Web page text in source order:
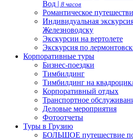
Вод | 8 часов
Романтическое
Индивидуальная
Железноводску
Экскурсии на вертолете
Экскурсия по
Корпоративные туры
Бизнес-поездки
Тимбилдинг
Тимбилдинг на
Корпоративный отдых
Транспортное
Деловые мероприятия
Фотоотчеты
Туры в Грузию
БОЛЬШОЕ путешествие